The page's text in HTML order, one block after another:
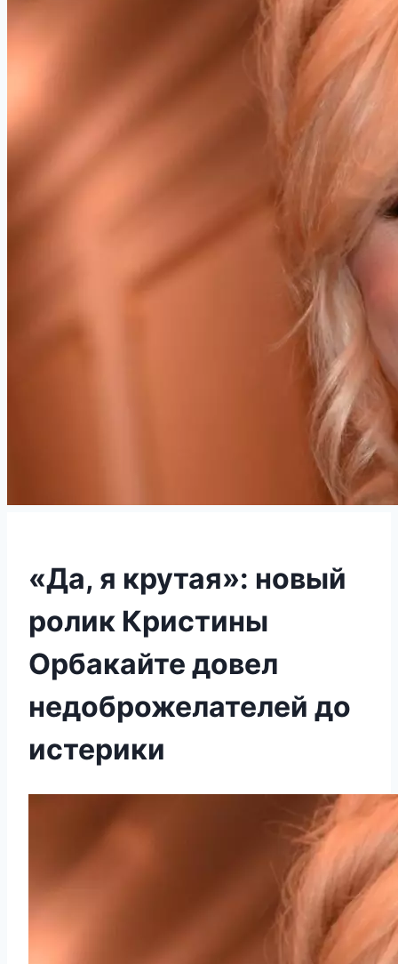
«Да, я крутая»: новый
ролик Кристины
Орбакайте довел
недоброжелателей до
истерики